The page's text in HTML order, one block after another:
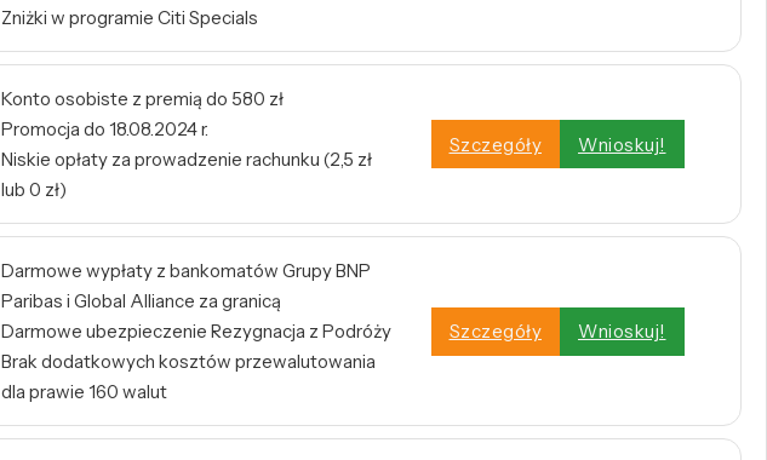
Zniżki w programie Citi Specials
Konto osobiste z premią do 580 zł
Promocja do 18.08.2024 r.
Niskie opłaty za prowadzenie rachunku (2,5 zł
lub 0 zł)
Szczegóły Wnioskuj!
Darmowe wypłaty z bankomatów Grupy BNP
Paribas i Global Alliance za granicą
Darmowe ubezpieczenie Rezygnacja z Podróży
Brak dodatkowych kosztów przewalutowania
dla prawie 160 walut
Szczegóły Wnioskuj!